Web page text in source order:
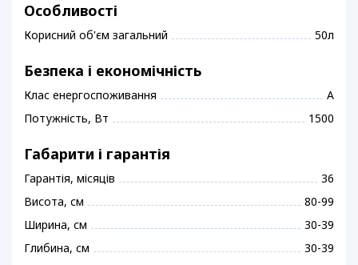
Особливості
Корисний об'єм загальний 50л
Безпека і економічність
Клас енергоспоживання
A
Потужність, Вт
1500
Габарити і гарантія
Гарантія, місяців
36
Висота, см
80-99
Ширина, см
30-39
Глибина, см
30-39